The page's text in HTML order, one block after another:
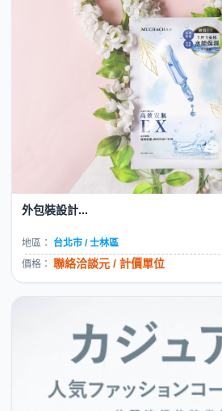
外包裝設計...
地區：
台北市 / 士林區
價格： 聯絡洽談元 / 計價單位